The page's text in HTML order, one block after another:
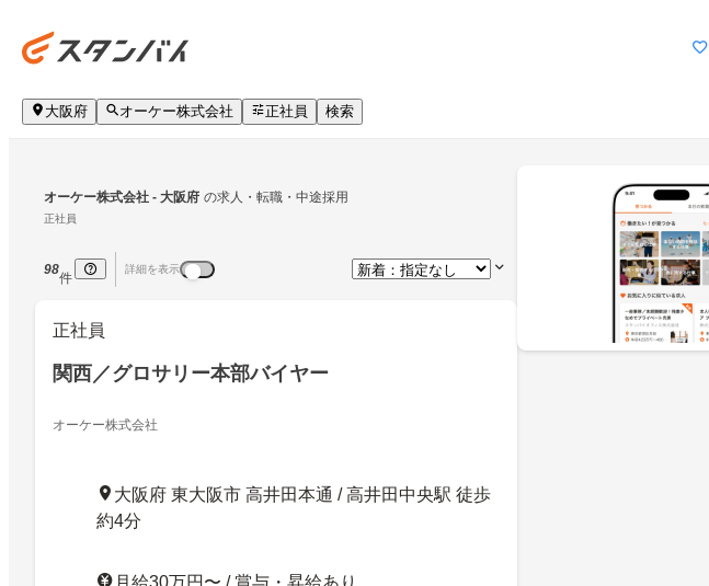
大阪府 オーケー株式会社 正社員 検索
オーケー株式会社 - 大阪府 の求人・転職・中途採用
正社員
98
件
詳細を表示
正社員
関西／グロサリー本部バイヤー
オーケー株式会社
大阪府 東大阪市 高井田本通 / 高井田中央駅 徒歩
約4分
月給30万円〜 / 賞与・昇給あり